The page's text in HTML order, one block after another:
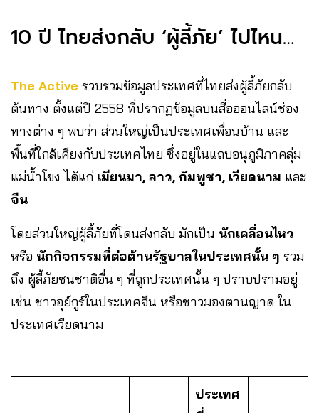
10 ปี ไทยส่งกลับ ‘ผู้ลี้ภัย’ ไปไหน…
The Active รวบรวมข้อมูลประเทศที่ไทยส่งผู้ลี้ภัยกลับ
ต้นทาง ตั้งแต่ปี 2558 ที่ปรากฏข้อมูลบนสื่อออนไลน์ช่อง
ทางต่าง ๆ พบว่า ส่วนใหญ่เป็นประเทศเพื่อนบ้าน และ
พื้นที่ใกล้เคียงกับประเทศไทย ซึ่งอยู่ในแถบอนุภูมิภาคลุ่ม
แม่น้ำโขง ได้แก่ เมียนมา, ลาว, กัมพูชา, เวียดนาม และ
จีน
โดยส่วนใหญ่ผู้ลี้ภัยที่โดนส่งกลับ มักเป็น นักเคลื่อนไหว
หรือ นักกิจกรรมที่ต่อต้านรัฐบาลในประเทศนั้น ๆ รวม
ถึง ผู้ลี้ภัยชนชาติอื่น ๆ ที่ถูกประเทศนั้น ๆ ปราบปรามอยู่
เช่น ชาวอุย์กูร์ในประเทศจีน หรือชาวมองตานญาด ใน
ประเทศเวียดนาม
ประเทศ